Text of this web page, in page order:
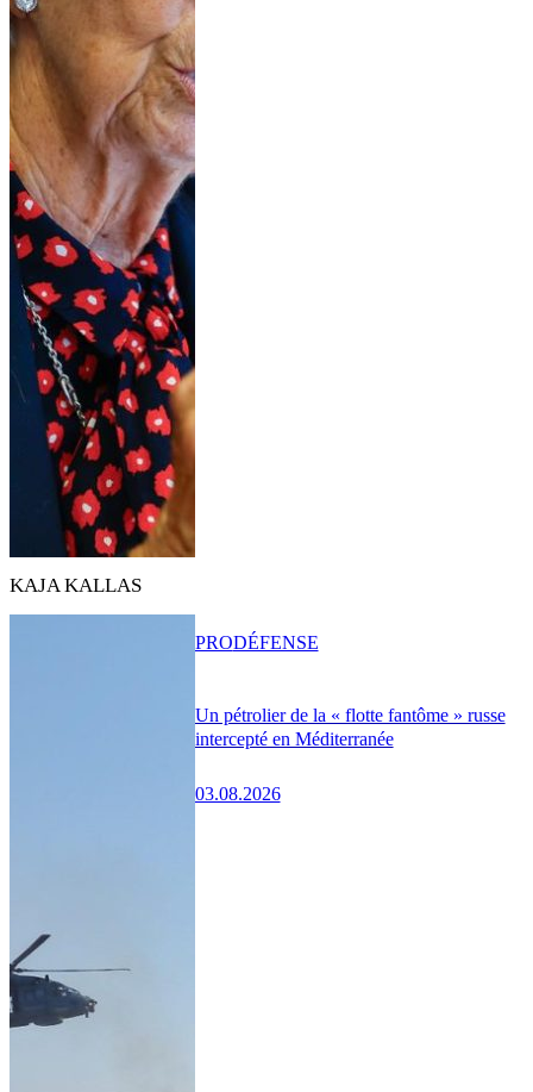
KAJA KALLAS
Un pétrolier de la « flotte fantôme » russe
intercepté en Méditerranée
03.08.2026
PRODÉFENSE